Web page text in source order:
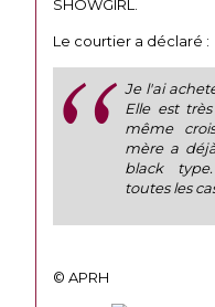
SHOWGIRL.
Le courtier a déclaré :
Je l'ai
Elle est
même
mère a
black
toutes les
© APRH